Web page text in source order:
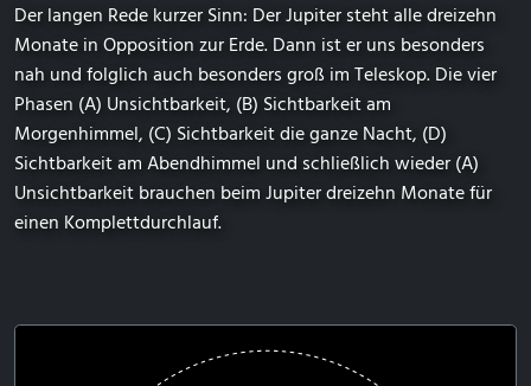
Der langen Rede kurzer Sinn: Der Jupiter steht alle dreizehn
Monate in Opposition zur Erde. Dann ist er uns besonders
nah und folglich auch besonders groß im Teleskop. Die vier
Phasen (A) Unsichtbarkeit, (B) Sichtbarkeit am
Morgenhimmel, (C) Sichtbarkeit die ganze Nacht, (D)
Sichtbarkeit am Abendhimmel und schließlich wieder (A)
Unsichtbarkeit brauchen beim Jupiter dreizehn Monate für
einen Komplettdurchlauf.